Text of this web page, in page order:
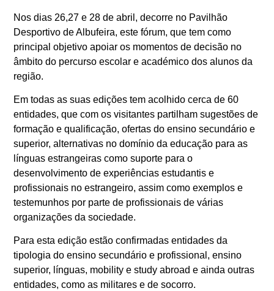
Nos dias 26,27 e 28 de abril, decorre no Pavilhão
Desportivo de Albufeira, este fórum, que tem como
principal objetivo apoiar os momentos de decisão no
âmbito do percurso escolar e académico dos alunos da
região.
Em todas as suas edições tem acolhido cerca de 60
entidades, que com os visitantes partilham sugestões de
formação e qualificação, ofertas do ensino secundário e
superior, alternativas no domínio da educação para as
línguas estrangeiras como suporte para o
desenvolvimento de experiências estudantis e
profissionais no estrangeiro, assim como exemplos e
testemunhos por parte de profissionais de várias
organizações da sociedade.
Para esta edição estão confirmadas entidades da
tipologia do ensino secundário e profissional, ensino
superior, línguas, mobility e study abroad e ainda outras
entidades, como as militares e de socorro.